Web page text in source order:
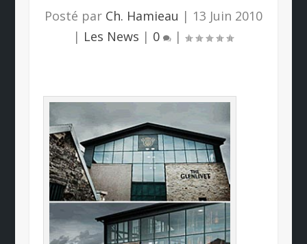
Posté par Ch. Hamieau | 13 Juin 2010
| Les News | 0 |